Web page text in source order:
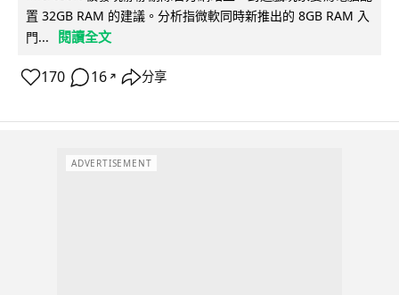
置 32GB RAM 的建議。分析指微軟同時新推出的 8GB RAM 入
門...
閱讀全文
170 16 ↗ 分享
ADVERTISEMENT